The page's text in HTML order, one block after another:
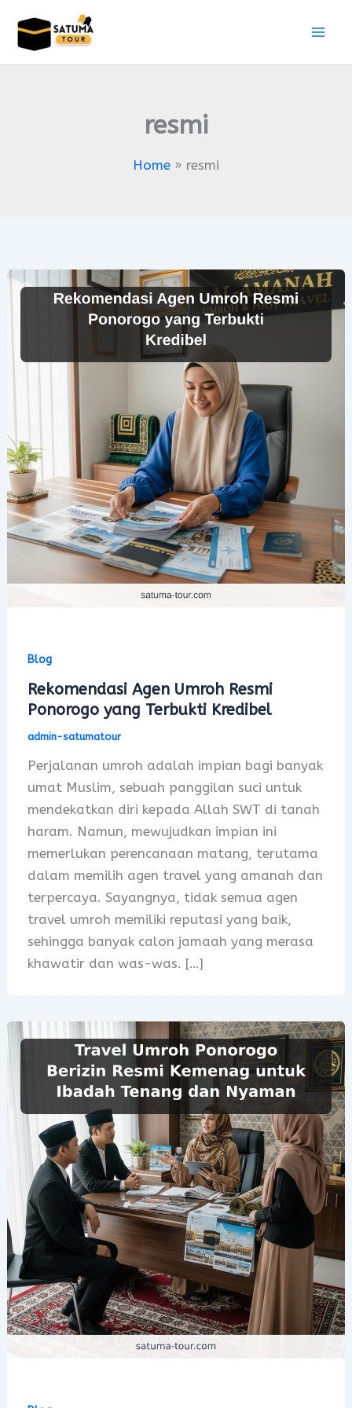
content
resmi
Home resmi
Blog
Rekomendasi Agen Umroh Resmi
Ponorogo yang Terbukti Kredibel
admin-satumatour
Perjalanan umroh adalah impian bagi banyak
umat Muslim, sebuah panggilan suci untuk
mendekatkan diri kepada Allah SWT di tanah
haram. Namun, mewujudkan impian ini
memerlukan perencanaan matang, terutama
dalam memilih agen travel yang amanah dan
terpercaya. Sayangnya, tidak semua agen
travel umroh memiliki reputasi yang baik,
sehingga banyak calon jamaah yang merasa
khawatir dan was-was. […]